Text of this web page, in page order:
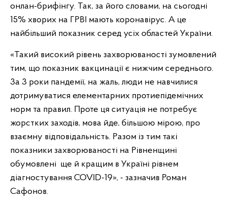
онлан-брифінгу. Так, за його словами, на сьогодні
15% хворих на ГРВІ мають коронавірус. А це
найбільший показник серед усіх областей України.
«Такий високий рівень захворюваності зумовлений
тим, що показник вакцинації є нижчим середнього.
3а 3 роки пандемії, на жаль, люди не навчилися
дотримуватися елементарних протиепідемічних
норм та правил. Проте ця ситуація не потребує
жорстких заходів, мова йде, більшою мірою, про
взаємну відповідальність. Разом із тим такі
показники захворюваності на Рівненщині
обумовлені ще й кращим в Україні рівнем
діагностування COVID-19», - зазначив Роман
Сафонов.